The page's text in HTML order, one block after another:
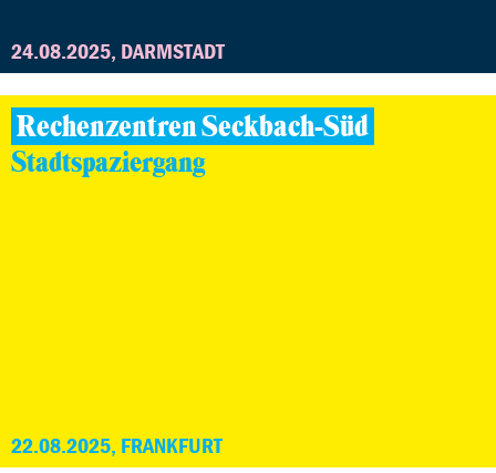
24.08.2025, DARMSTADT
Rechenzentren Seckbach-Süd
Stadtspaziergang
22.08.2025, FRANKFURT